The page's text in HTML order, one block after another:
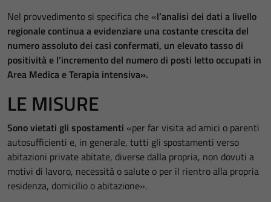
Nel provvedimento si specifica che «l’analisi dei dati a livello
regionale continua a evidenziare una costante crescita del
numero assoluto dei casi confermati, un elevato tasso di
positività e l’incremento del numero di posti letto occupati in
Area Medica e Terapia intensiva».
LE MISURE
Sono vietati gli spostamenti «per far visita ad amici o parenti
autosufficienti e, in generale, tutti gli spostamenti verso
abitazioni private abitate, diverse dalla propria, non dovuti a
motivi di lavoro, necessità o salute o per il rientro alla propria
residenza, domicilio o abitazione».